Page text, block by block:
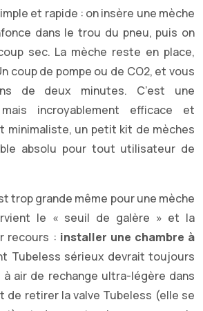
et rapide : on insère une mèche
dans le trou du pneu, puis on
sec. La mèche reste en place,
coup de pompe ou de CO2, et vous
de deux minutes. C’est une
incroyablement efficace et
minimaliste, un petit kit de mèches
absolu pour tout utilisateur de
trop grande même pour une mèche
le « seuil de galère » et la
recours : installer une chambre à
Tubeless sérieux devrait toujours
à air de rechange ultra-légère dans
de retirer la valve Tubeless (elle se